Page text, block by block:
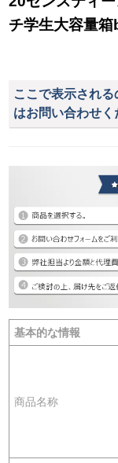
チ学生大容量箱
ここで表示され
はお問い合わせく
基本的な情報
商品名称